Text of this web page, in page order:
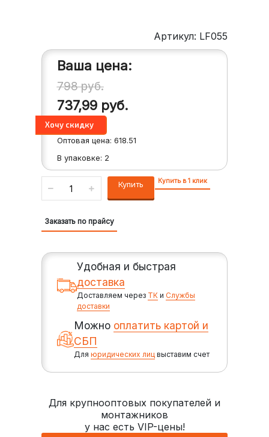
Артикул: LF055
Ваша цена:
798руб.
737,99 руб.
Оптовая цена: 618.51
В упаковке: 2
Купить Купить в 1 клик
Заказать по прайсу
Удобная и быстрая
доставка
Доставляем через ТК иСлужбы
доставки
Можно оплатить картой и
СБП
Дляюридических лиц выставим счет
Для крупнооптовых покупателей и
монтажников
у нас есть VIP-цены!